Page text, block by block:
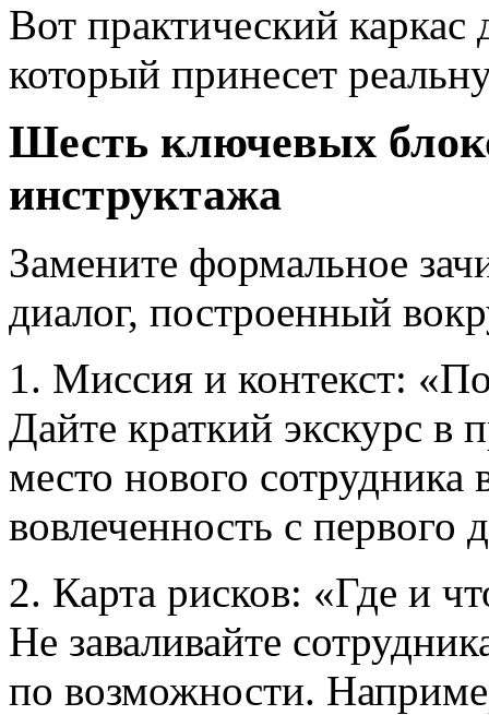
Вот практический каркас
который принесет
Шесть ключевых
инструктажа
Замените формальное
диалог, построенный
1. Миссия и контекст:
Дайте краткий экскурс в
место нового
вовлеченность с первого
2. Карта рисков: «Где и
Не заваливайте
по возможности.